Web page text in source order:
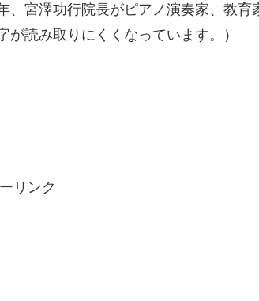
、宮澤功行院長がピアノ演奏家、教育
読み取りにくくなっています。）
リンク